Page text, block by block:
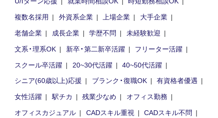
複数名採用
外資系企業 上場企業
大手企業
老舗企業
成長企業 学歴不問
未経験歓迎
文系・理系OK
新卒・第二新卒活躍
フリーター活躍
スクール卒活躍
20~30代活躍
40~50代活躍
シニア(60歳以上)応援
ブランク・復職OK
有資格者優遇
女性活躍
駅チカ 残業少なめ
オフィス勤務
オフィスカジュアル
CADスキル重視
CADスキル不問